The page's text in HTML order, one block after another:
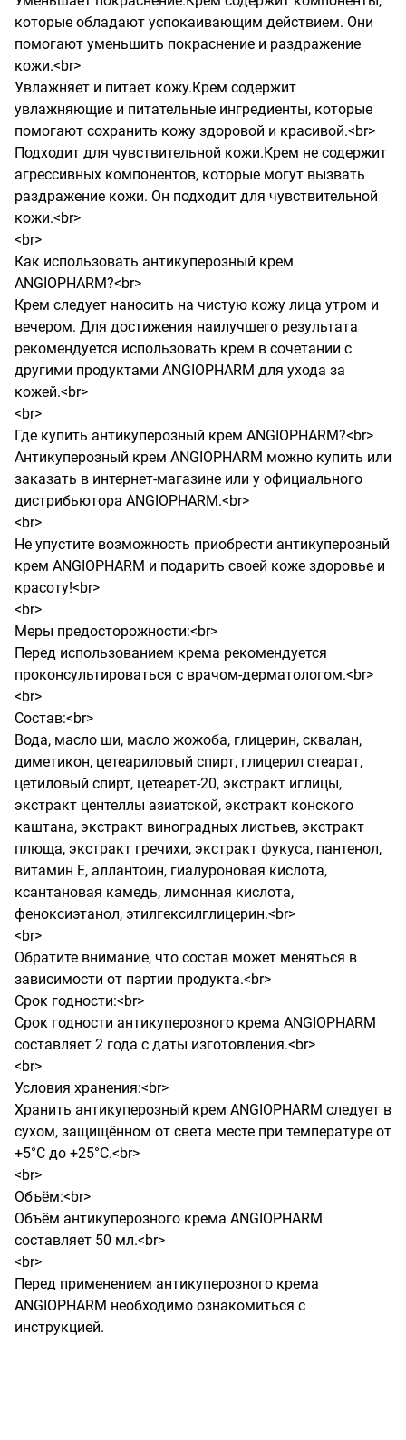
которые обладают успокаивающим действием. Они
помогают уменьшить покраснение и раздражение
кожи.<br>
Увлажняет и питает кожу.Крем содержит
увлажняющие и питательные ингредиенты, которые
помогают сохранить кожу здоровой и красивой.<br>
Подходит для чувствительной кожи.Крем не содержит
агрессивных компонентов, которые могут вызвать
раздражение кожи. Он подходит для чувствительной
кожи.<br>
<br>
Как использовать антикуперозный крем
ANGIOPHARM?<br>
Крем следует наносить на чистую кожу лица утром и
вечером. Для достижения наилучшего результата
рекомендуется использовать крем в сочетании с
другими продуктами ANGIOPHARM для ухода за
кожей.<br>
<br>
Где купить антикуперозный крем ANGIOPHARM?<br>
Антикуперозный крем ANGIOPHARM можно купить или
заказать в интернет-магазине или у официального
дистрибьютора ANGIOPHARM.<br>
<br>
Не упустите возможность приобрести антикуперозный
крем ANGIOPHARM и подарить своей коже здоровье и
красоту!<br>
<br>
Меры предосторожности:<br>
Перед использованием крема рекомендуется
проконсультироваться с врачом-дерматологом.<br>
<br>
Состав:<br>
Вода, масло ши, масло жожоба, глицерин, сквалан,
диметикон, цетеариловый спирт, глицерил стеарат,
цетиловый спирт, цетеарет-20, экстракт иглицы,
экстракт центеллы азиатской, экстракт конского
каштана, экстракт виноградных листьев, экстракт
плюща, экстракт гречихи, экстракт фукуса, пантенол,
витамин Е, аллантоин, гиалуроновая кислота,
ксантановая камедь, лимонная кислота,
феноксиэтанол, этилгексилглицерин.<br>
<br>
Обратите внимание, что состав может меняться в
зависимости от партии продукта.<br>
Срок годности:<br>
Срок годности антикуперозного крема ANGIOPHARM
составляет 2 года с даты изготовления.<br>
<br>
Условия хранения:<br>
Хранить антикуперозный крем ANGIOPHARM следует в
сухом, защищённом от света месте при температуре от
+5°C до +25°C.<br>
<br>
Объём:<br>
Объём антикуперозного крема ANGIOPHARM
составляет 50 мл.<br>
<br>
Перед применением антикуперозного крема
ANGIOPHARM необходимо ознакомиться с
инструкцией.